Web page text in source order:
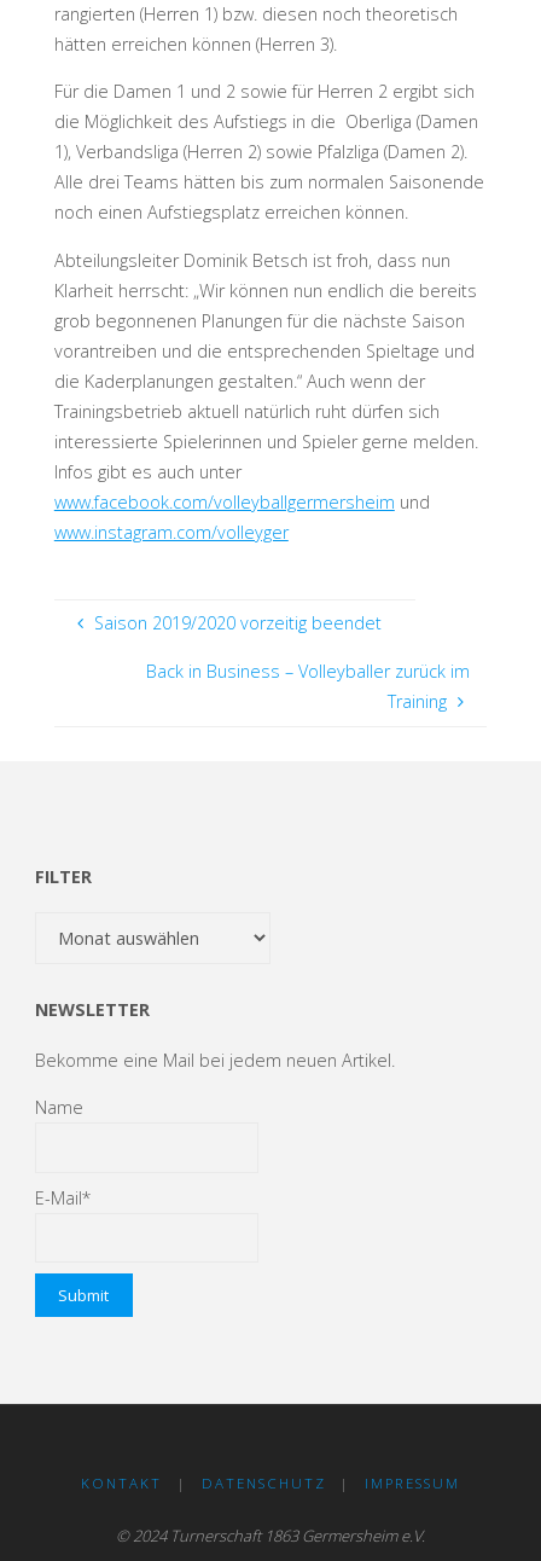
rangierten (Herren 1) bzw. diesen noch theoretisch
hätten erreichen können (Herren 3).
Für die Damen 1 und 2 sowie für Herren 2 ergibt sich
die Möglichkeit des Aufstiegs in die Oberliga (Damen
1), Verbandsliga (Herren 2) sowie Pfalzliga (Damen 2).
Alle drei Teams hätten bis zum normalen Saisonende
noch einen Aufstiegsplatz erreichen können.
Abteilungsleiter Dominik Betsch ist froh, dass nun
Klarheit herrscht: „Wir können nun endlich die bereits
grob begonnenen Planungen für die nächste Saison
vorantreiben und die entsprechenden Spieltage und
die Kaderplanungen gestalten.“ Auch wenn der
Trainingsbetrieb aktuell natürlich ruht dürfen sich
interessierte Spielerinnen und Spieler gerne melden.
Infos gibt es auch unter
www.facebook.com/volleyballgermersheim und
www.instagram.com/volleyger
Saison 2019/2020 vorzeitig beendet
Back in Business – Volleyballer zurück im
Training
FILTER
NEWSLETTER
Bekomme eine Mail bei jedem neuen Artikel.
Name
E-Mail*
KONTAKT | DATENSCHUTZ | IMPRESSUM
© 2024 Turnerschaft 1863 Germersheim e.V.